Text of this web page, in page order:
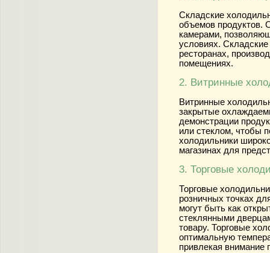
Складские
объемов продуктов.
камерами,
условиях.
ресторанах,
помещениях.
2. Витринные
Витринные
закрытые
демонстрации
или стеклом, чтобы
холодильники
магазинах для
3. Торговые
Торговые
розничных точках
могут быть как
стеклянными
товару. Торговые
оптимальную
привлекая внимание